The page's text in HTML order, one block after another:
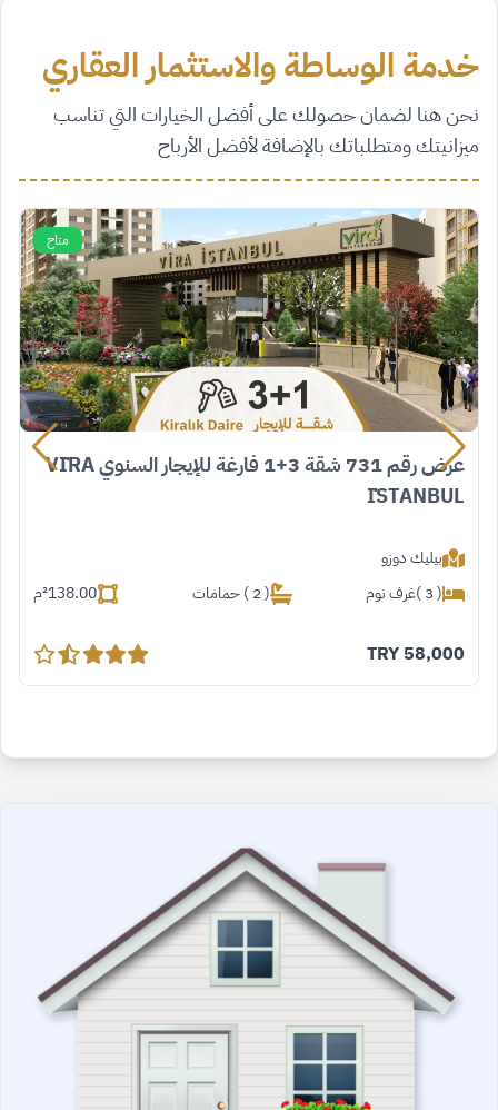
خدمة الوساطة والاستثمار العقاري
نحن هنا لضمان حصولك على أفضل الخيارات التي تناسب
ميزانيتك ومتطلباتك بالإضافة لأفضل الأرباح
متاح
عرض رقم 731 شقة 3+1 فارغة للإيجار السنوي VİRA
İSTANBUL
بيليك دوزو
( 3 )غرف نوم
( 2 ) حمامات 138.00²م
58,000
TRY